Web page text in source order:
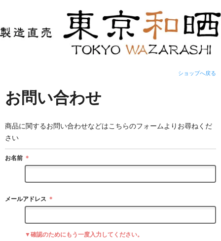
ショップへ戻る
お問い合わせ
商品に関するお問い合わせなどはこちらのフォームよりお尋ねくだ
さい
お名前 ＊
メールアドレス ＊
▼確認のためにもう一度入力してください。